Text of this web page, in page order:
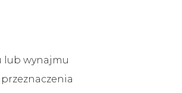
lub wynajmu